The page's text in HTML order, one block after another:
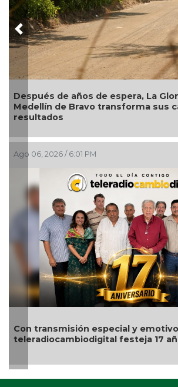
años de espera, La Gloria avanza;
Bravo transforma sus caminos con
/ 6:01 PM
especial y emotivo convivio
festeja 17 años
Previous